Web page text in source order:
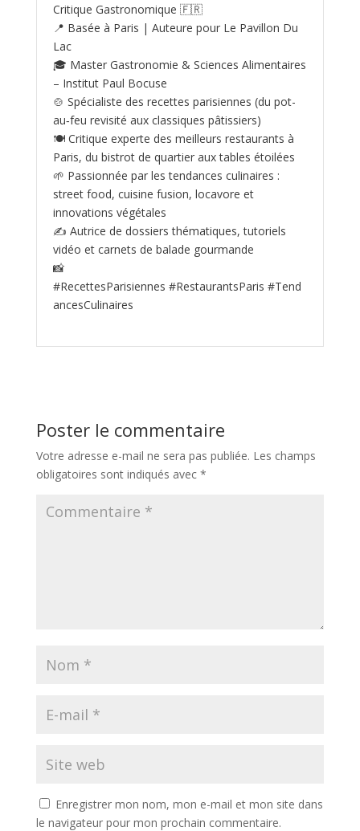
Critique Gastronomique 🇫🇷
📍 Basée à Paris | Auteure pour Le Pavillon Du
Lac
🎓 Master Gastronomie & Sciences Alimentaires
– Institut Paul Bocuse
🍲 Spécialiste des recettes parisiennes (du pot-
au‑feu revisité aux classiques pâtissiers)
🍽️ Critique experte des meilleurs restaurants à
Paris, du bistrot de quartier aux tables étoilées
🌱 Passionnée par les tendances culinaires :
street food, cuisine fusion, locavore et
innovations végétales
✍️ Autrice de dossiers thématiques, tutoriels
vidéo et carnets de balade gourmande
📸
#RecettesParisiennes #RestaurantsParis #Tend
ancesCulinaires
Poster le commentaire
Votre adresse e-mail ne sera pas publiée. Les champs
obligatoires sont indiqués avec *
Enregistrer mon nom, mon e-mail et mon site dans
le navigateur pour mon prochain commentaire.